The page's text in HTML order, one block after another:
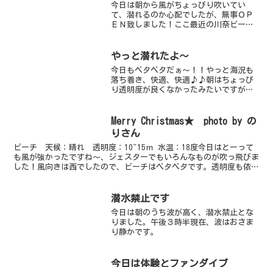
今日は朝から風がちょっぴり吹いてい
て、潜れるのか心配でしたが、無事ＯＰ
ＥＮ致しました！ここ最近の川奈ビーチ
いましたが、透明度・水温共に良好です
昨日、ハロウィンということ...
やっと潜れたよ～
今日もベタベタだぁ～！！やっと海況も
落ち着き、快適、快適♪♪朝はちょっぴ
り透明度が良くなかったみたいですが、
マスーダやスズメダイの群れ、メジナに
イサキの群れがハンパなー...
Merry Christmas★ photo by の
りさん
ビーチ 天候：晴れ 透明度：10~15ｍ 水温：18度今日はとーって
も風が強かったですね～、ジェスターでもいろんなものが吹っ飛びま
した！風向きは西でしたので、ビーチはベタベタです。透明度も依然
潜水禁止です
今日は朝のうち波が高く、潜水禁止とな
りました。午後３時半現在、波はおさま
り静かです。
今日は体験とファンダイブ